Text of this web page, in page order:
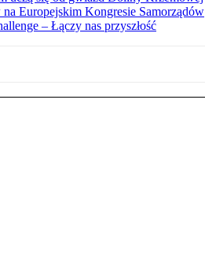
Europejskim Kongresie Samorządów
– Łączy nas przyszłość